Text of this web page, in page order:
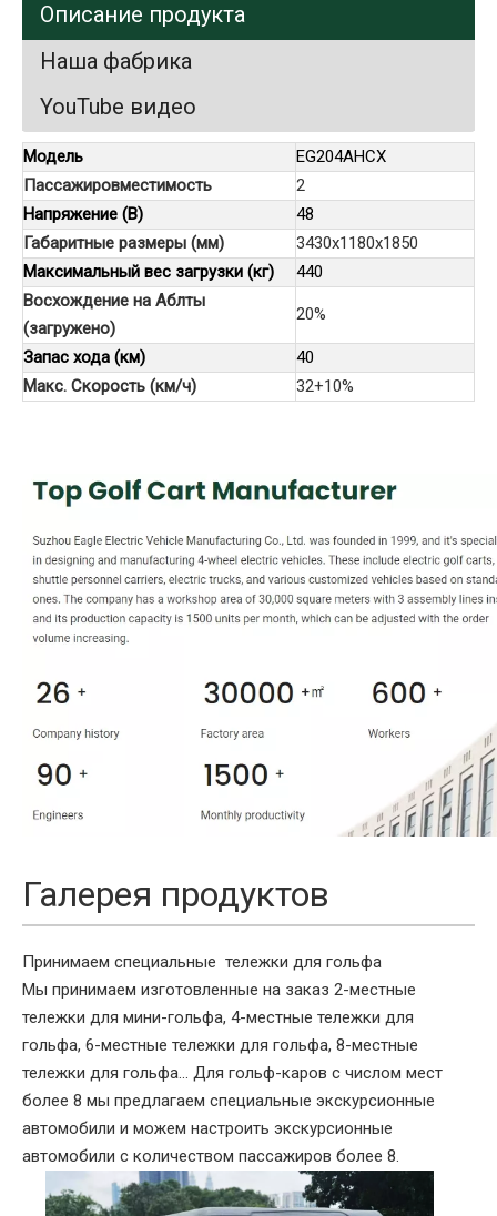
Описание продукта
Наша фабрика
YouTube видео
Модель
EG204AHCX
Пассажировместимость
2
Напряжение (В)
48
Габаритные размеры (мм)
3430x1180x1850
Максимальный вес загрузки (кг)
440
Восхождение на Аблты
(загружено)
20%
Запас хода (км)
40
Макс. Скорость (км/ч)
32+10%
Галерея продуктов
Принимаем специальные тележки для гольфа
Мы принимаем изготовленные на заказ 2-местные
тележки для мини-гольфа, 4-местные тележки для
гольфа, 6-местные тележки для гольфа, 8-местные
тележки для гольфа... Для гольф-каров с числом мест
более 8 мы предлагаем специальные экскурсионные
автомобили и можем настроить экскурсионные
автомобили с количеством пассажиров более 8.